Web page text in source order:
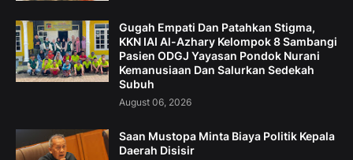
Gugah Empati Dan Patahkan Stigma,
KKN IAI Al-Azhary Kelompok 8 Sambangi
Pasien ODGJ Yayasan Pondok Nurani
Kemanusiaan Dan Salurkan Sedekah
Subuh
August 06, 2026
Saan Mustopa Minta Biaya Politik Kepala
Daerah Disisir